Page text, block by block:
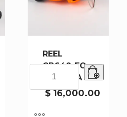
REEL
CB640-FO
NARANJA
$16,000.00
CB640-
FO
cantidad